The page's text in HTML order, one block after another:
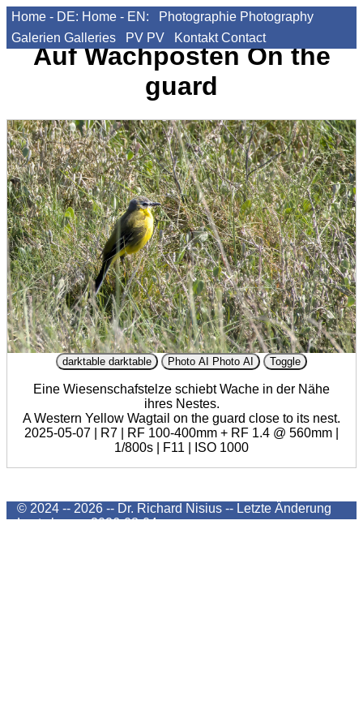
Home - DE: Home - EN: Photographie Photography
Galerien Galleries PV PV Kontakt Contact
Auf WachpostenOn the
guard
darktable darktable Photo AI Photo AI Toggle
Eine Wiesenschafstelze schiebt Wache in der Nähe
ihres Nestes.
A Western Yellow Wagtail on the guard close to its nest.
2025-05-07 | R7 | RF 100-400mm + RF 1.4 @ 560mm |
1/800s | F11 | ISO 1000
© 2024 -- 2026 -- Dr. Richard Nisius -- Letzte Änderung
Last change2026-08-04